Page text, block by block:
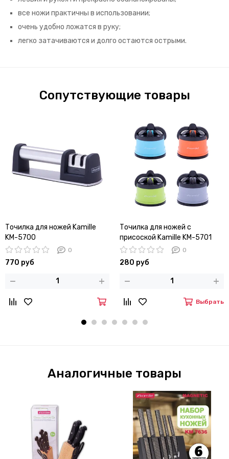
все ножи практичны в использовании;
очень удобно ложатся в руку;
легко затачиваются и долго остаются острыми.
Сопутствующие товары
Точилка для ножей Kamille
KM-5700
0
770 руб
Точилка для ножей с
присоской Kamille KM-5701
0
280 руб
Выбрать
Аналогичные товары